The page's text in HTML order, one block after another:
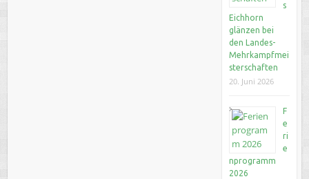
s
Eichhorn
glänzen bei
den Landes-
Mehrkampfmei
sterschaften
20. Juni 2026
F
e
ri
e
nprogramm
2026